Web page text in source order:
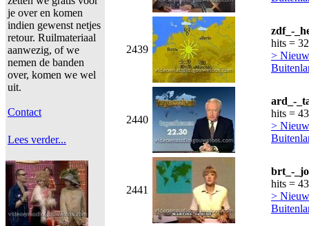
je over en komen
indien gewenst netjes
retour. Ruilmateriaal
aanwezig, of we
nemen de banden
over, komen we wel
uit.
Contact
Lees verder...
2439
zdf_-
hits =
>
2440
ard_-
hits =
>
2441
brt_-
hits =
>